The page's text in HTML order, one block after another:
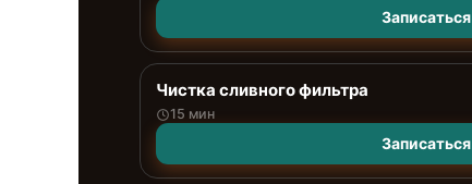
Записаться
Чистка сливного фильтра
15 мин
Записаться